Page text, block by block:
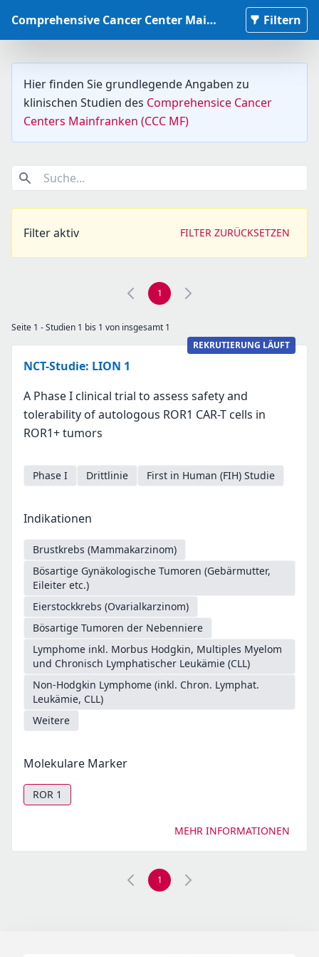
Comprehensive Cancer Center Mainfranken Studiendatenbank Filtern
Hier finden Sie grundlegende Angaben zu
klinischen Studien des Comprehensice Cancer
Centers Mainfranken (CCC MF)
Suche...
Filter aktiv FILTER ZURÜCKSETZEN
1
Seite 1 - Studien 1 bis 1 von insgesamt 1
REKRUTIERUNG LÄUFT
NCT-Studie: LION 1
A Phase I clinical trial to assess safety and
tolerability of autologous ROR1 CAR-T cells in
ROR1+ tumors
Phase I Drittlinie First in Human (FIH) Studie
Indikationen
Brustkrebs (Mammakarzinom)
Bösartige Gynäkologische Tumoren (Gebärmutter,
Eileiter etc.)
Eierstockkrebs (Ovarialkarzinom)
Bösartige Tumoren der Nebenniere
Lymphome inkl. Morbus Hodgkin, Multiples Myelom
und Chronisch Lymphatischer Leukämie (CLL)
Non-Hodgkin Lymphome (inkl. Chron. Lymphat.
Leukämie, CLL)
Weitere
Molekulare Marker
ROR 1
MEHR INFORMATIONEN
1